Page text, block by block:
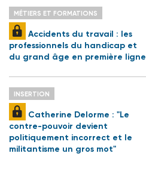
MÉTIERS ET FORMATIONS
Accidents du travail : les
professionnels du handicap et
du grand âge en première ligne
INSERTION
Catherine Delorme : "Le
contre-pouvoir devient
politiquement incorrect et le
militantisme un gros mot"